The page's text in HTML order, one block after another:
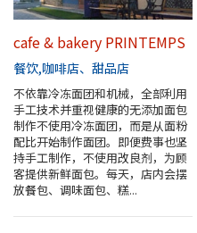
堺欢迎您！
景点搜索
地图查询
堺招待票
实用信息介绍
cafe & bakery PRINTEMPS
餐饮 咖啡店、甜品店
不依靠冷冻面团和机械，全部利用
手工技术并重视健康的无添加面包
制作不使用冷冻面团，而是从面粉
配比开始制作面团。即便费事也坚
持手工制作，不使用改良剂，为顾
客提供新鲜面包。每天，店内会摆
放餐包、调味面包、糕...